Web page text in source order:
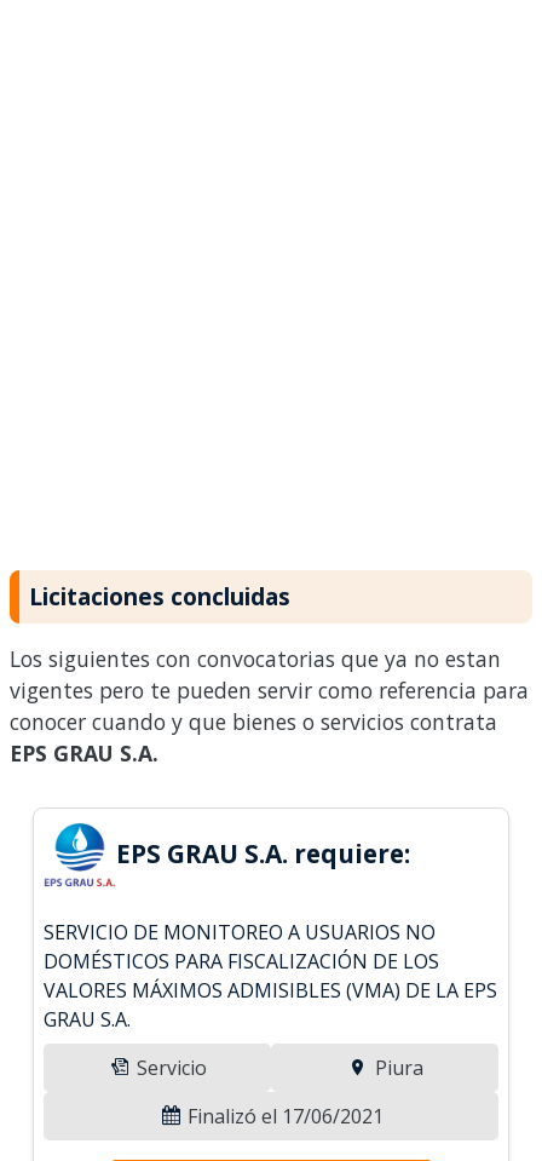
Licitaciones concluidas
Los siguientes con convocatorias que ya no estan
vigentes pero te pueden servir como referencia para
conocer cuando y que bienes o servicios contrata
EPS GRAU S.A.
EPS GRAU S.A. requiere:
SERVICIO DE MONITOREO A USUARIOS NO
DOMÉSTICOS PARA FISCALIZACIÓN DE LOS
VALORES MÁXIMOS ADMISIBLES (VMA) DE LA EPS
GRAU S.A.
Servicio
Piura
Finalizó el 17/06/2021